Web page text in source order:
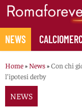
Skip
content
NEWS
Home» News»Con chi
l’ipotesi derby
NEWS